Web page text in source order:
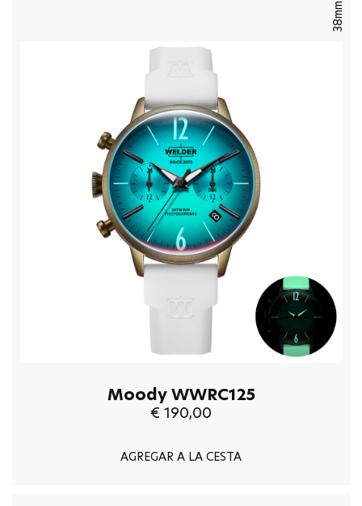
38mm
Moody WWRC125
€ 190,00
AGREGAR A LA CESTA